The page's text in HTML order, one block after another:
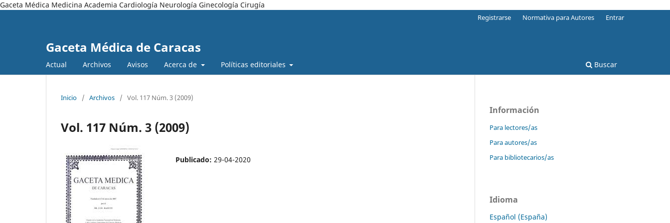
Gaceta Médica Medicina Academia Cardiología Neurología Ginecología Cirugía
Gaceta Médica de Caracas
Actual Archivos Avisos Acerca de Políticas editoriales Buscar
Registrarse Normativa para Autores Entrar
Inicio / Archivos / Vol. 117 Núm. 3 (2009)
Vol. 117 Núm. 3 (2009)
Publicado: 29-04-2020
Información
Para lectores/as
Para autores/as
Para bibliotecarios/as
Idioma
Español (España)